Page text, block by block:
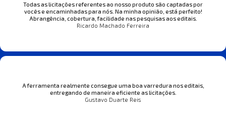
Todas as licitações referentes ao nosso produto são captadas por
vocês e encaminhadas para nós. Na minha opinião, está perfeito!
Abrangência, cobertura, facilidade nas pesquisas aos editais.
Ricardo Machado Ferreira
A ferramenta realmente consegue uma boa varredura nos editais,
entregando de maneira eficiente as licitações.
Gustavo Duarte Reis